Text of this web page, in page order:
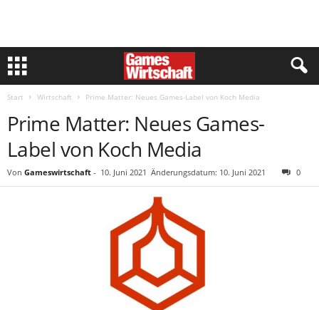
Start Wirtschaft Prime Matter: Neues Games-Label von Koch Media
Prime Matter: Neues Games-
Label von Koch Media
Von Gameswirtschaft - 10. Juni 2021 Änderungsdatum: 10. Juni 2021 0